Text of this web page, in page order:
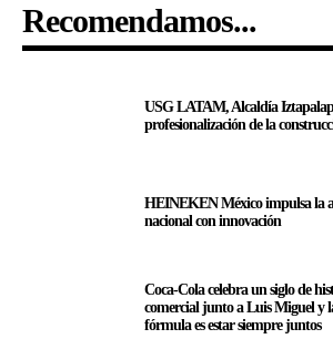
Recomendamos...
USG LATAM, Alcaldía
profesionalización de la
HEINEKEN México impulsa la
nacional con innovación
Coca-Cola celebra un siglo de
comercial junto a Luis Miguel y
fórmula es estar siempre juntos